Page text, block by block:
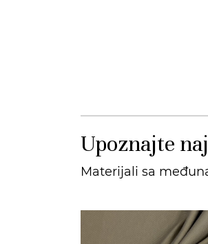
Upoznajte
Materijali sa